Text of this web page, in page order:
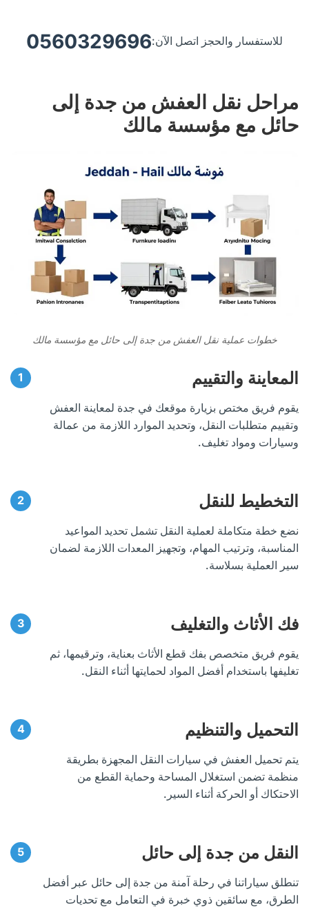
للاستفسار والحجز اتصل الآن:0560329696
مراحل نقل العفش من جدة إلى
حائل مع مؤسسة مالك
خطوات عملية نقل العفش من جدة إلى حائل مع مؤسسة مالك
المعاينة والتقييم
يقوم فريق مختص بزيارة موقعك في جدة لمعاينة العفش
وتقييم متطلبات النقل، وتحديد الموارد اللازمة من عمالة
وسيارات ومواد تغليف.
التخطيط للنقل
نضع خطة متكاملة لعملية النقل تشمل تحديد المواعيد
المناسبة، وترتيب المهام، وتجهيز المعدات اللازمة لضمان
سير العملية بسلاسة.
فك الأثاث والتغليف
يقوم فريق متخصص بفك قطع الأثاث بعناية، وترقيمها، ثم
تغليفها باستخدام أفضل المواد لحمايتها أثناء النقل.
التحميل والتنظيم
يتم تحميل العفش في سيارات النقل المجهزة بطريقة
منظمة تضمن استغلال المساحة وحماية القطع من
الاحتكاك أو الحركة أثناء السير.
النقل من جدة إلى حائل
تنطلق سياراتنا في رحلة آمنة من جدة إلى حائل عبر أفضل
الطرق، مع سائقين ذوي خبرة في التعامل مع تحديات